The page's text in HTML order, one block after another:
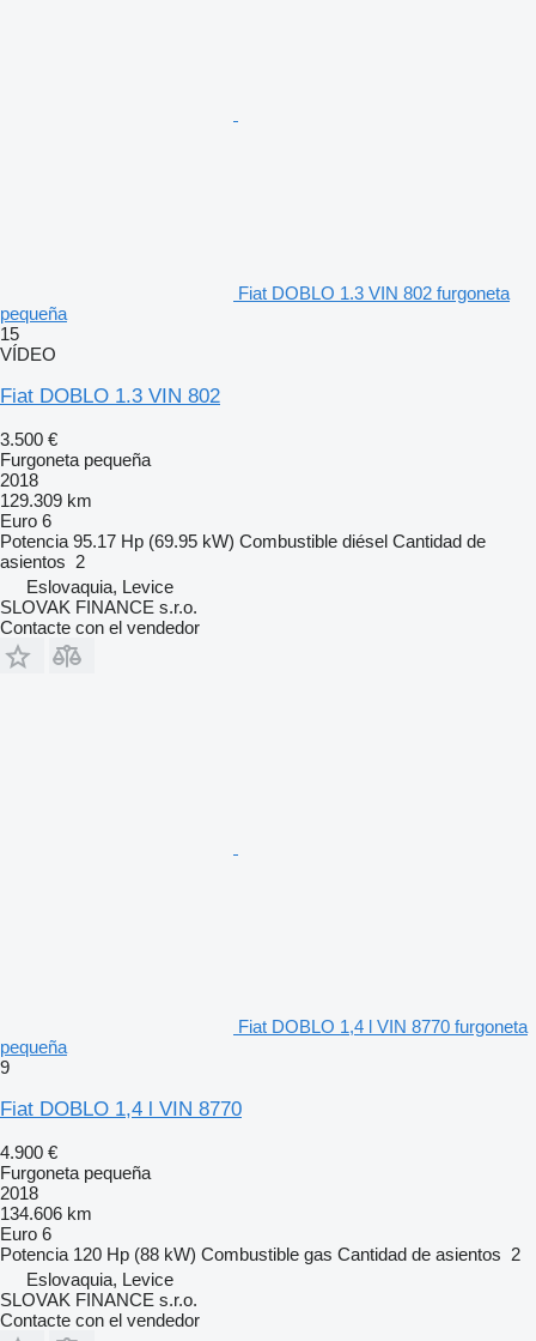
Fiat DOBLO 1.3 VIN 802 furgoneta
pequeña
15
VÍDEO
Fiat DOBLO 1.3 VIN 802
3.500 €
Furgoneta pequeña
2018
129.309 km
Euro 6
Potencia 95.17 Hp (69.95 kW) Combustible diésel Cantidad de
asientos 2
Eslovaquia, Levice
SLOVAK FINANCE s.r.o.
Contacte con el vendedor
Fiat DOBLO 1,4 l VIN 8770 furgoneta
pequeña
9
Fiat DOBLO 1,4 l VIN 8770
4.900 €
Furgoneta pequeña
2018
134.606 km
Euro 6
Potencia 120 Hp (88 kW) Combustible gas Cantidad de asientos 2
Eslovaquia, Levice
SLOVAK FINANCE s.r.o.
Contacte con el vendedor